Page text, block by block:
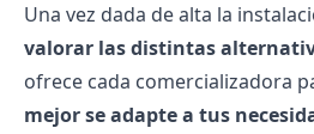
Una vez dada de alta la
valorar las distintas
ofrece cada comercializadora
mejor se adapte a tus